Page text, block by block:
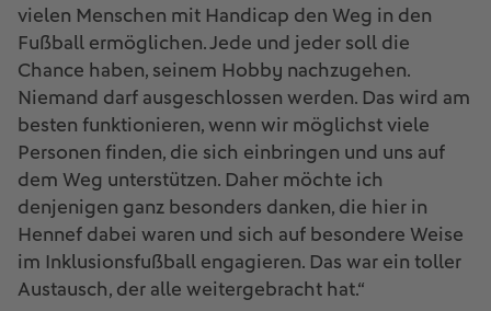
vielen Menschen mit Handicap den Weg in den
Fußball ermöglichen. Jede und jeder soll die
Chance haben, seinem Hobby nachzugehen.
Niemand darf ausgeschlossen werden. Das wird am
besten funktionieren, wenn wir möglichst viele
Personen finden, die sich einbringen und uns auf
dem Weg unterstützen. Daher möchte ich
denjenigen ganz besonders danken, die hier in
Hennef dabei waren und sich auf besondere Weise
im Inklusionsfußball engagieren. Das war ein toller
Austausch, der alle weitergebracht hat.“